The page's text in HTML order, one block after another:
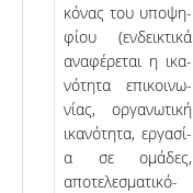
κό­νας του υπ­ο­ψη­­­­
φίου (ενδεικτικά
α­να­φέρεται η ικα­
νό­τη­τα επικοι­νω­
νί­­ας, ορ­γα­νω­τι­κή
ικα­νό­­­τη­τα, εργα­σί­
α σε ο­μά­­δες,
αποτελε­σμα­τι­κό­­